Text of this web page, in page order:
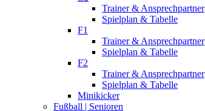
Trainer & Ansprechpartner
Spielplan & Tabelle
F1
Trainer & Ansprechpartner
Spielplan & Tabelle
F2
Trainer & Ansprechpartner
Spielplan & Tabelle
Minikicker
Fußball | Senioren